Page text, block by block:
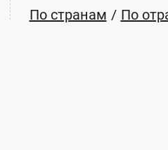
По странам
По